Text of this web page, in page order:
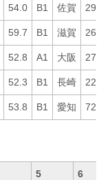
54.0 B1 佐賀 29
59.7 B1 滋賀 26
52.8 A1 大阪 27
52.3 B1 長崎 22
53.8 B1 愛知 72
5 6